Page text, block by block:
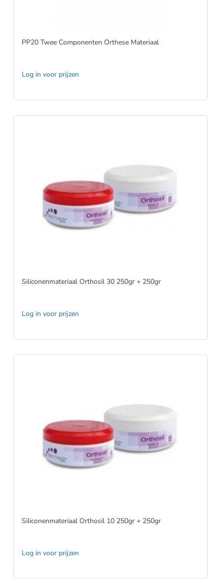
PP20 Twee Componenten Orthese Materiaal
Log in voor prijzen
Siliconenmateriaal Orthosil 30 250gr + 250gr
Log in voor prijzen
Siliconenmateriaal Orthosil 10 250gr + 250gr
Log in voor prijzen